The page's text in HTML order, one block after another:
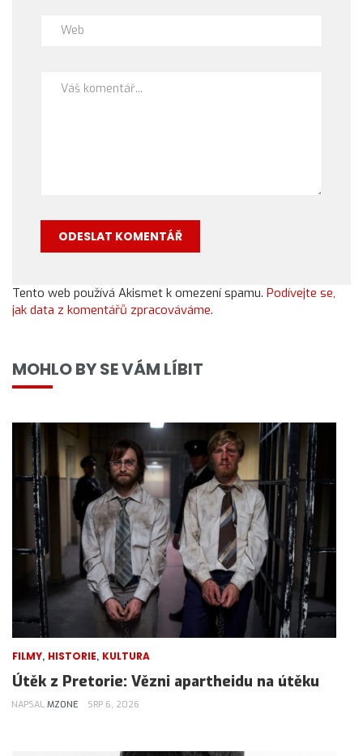
Tento web používá Akismet k omezení spamu. Podívejte se,
jak data z komentářů zpracováváme.
MOHLO BY SE VÁM LÍBIT
FILMY, HISTORIE, KULTURA
Útěk z Pretorie: Vězni apartheidu na útěku
NAPSAL MZONE SRP 6, 2026